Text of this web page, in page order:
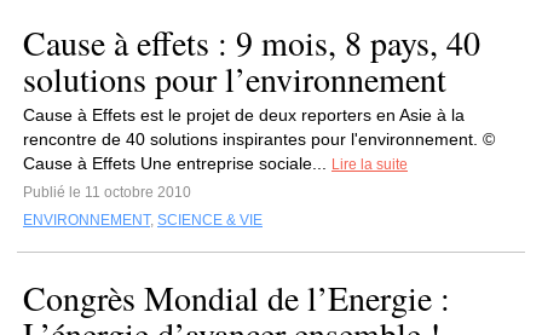
Cause à effets : 9 mois, 8 pays, 40
solutions pour l’environnement
Cause à Effets est le projet de deux reporters en Asie à la
rencontre de 40 solutions inspirantes pour l'environnement. ©
Cause à Effets Une entreprise sociale...
Lire la suite
Publié le 11 octobre 2010
ENVIRONNEMENT, SCIENCE & VIE
Congrès Mondial de l’Energie :